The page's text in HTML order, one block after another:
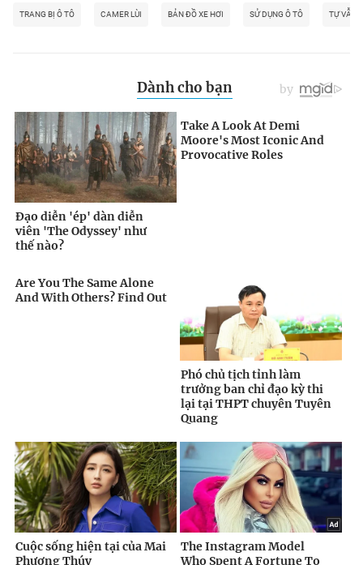
TRANG BỊ Ô TÔ CAMER LÙI BẢN ĐỒ XE HƠI SỬ DỤNG Ô TÔ TỰ VẪN